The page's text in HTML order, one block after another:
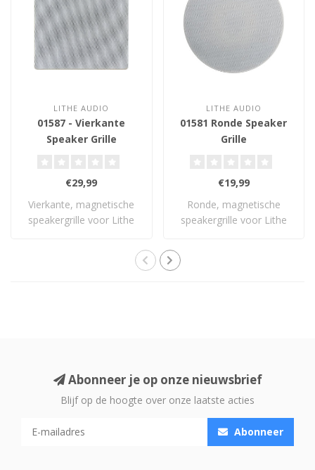
LITHE AUDIO
01587 - Vierkante
Speaker Grille
€29,99
Vierkante, magnetische
speakergrille voor Lithe
LITHE AUDIO
01581 Ronde Speaker
Grille
€19,99
Ronde, magnetische
speakergrille voor Lithe
Abonneer je op onze nieuwsbrief
Blijf op de hoogte over onze laatste acties
Abonneer